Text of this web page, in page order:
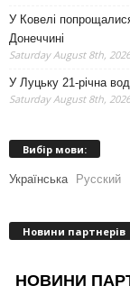
У Ковелі
Донеччині
Saturday August 8th, 2026
У Луцьку 21-річна
Saturday August 8th, 2026
Вибір мови:
Українська Русский
Новини партнерів